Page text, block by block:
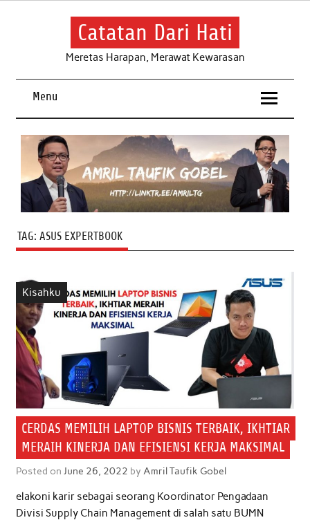
Skip
Catatan Dari Hati
Meretas Harapan, Merawat Kewarasan
Menu
TAG: ASUS EXPERTBOOK
Kisahku
CERDAS MEMILIH LAPTOP BISNIS TERBAIK, IKHTIAR
MERAIH KINERJA DAN EFISIENSI KERJA MAKSIMAL
Posted on June 26, 2022 by Amril Taufik Gobel
elakoni karir sebagai seorang Koordinator Pengadaan
Divisi Supply Chain Management di salah satu BUMN